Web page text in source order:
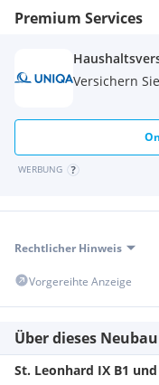
Premium Services
Versichern
WERBUNG
Rechtlicher Hinweis
Vorgereihte Anzeige
Über dieses
St. Leonhard IX B1 und